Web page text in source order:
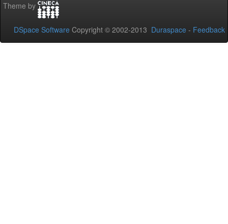
Theme by
DSpace Software Copyright © 2002-2013 Duraspace - Feedback